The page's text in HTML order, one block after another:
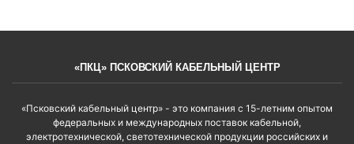
«ПКЦ» ПСКОВСКИЙ КАБЕЛЬНЫЙ ЦЕНТР
«Псковский кабельный центр» - это компания с 15-летним опытом
федеральных и международных поставок кабельной,
электротехнической, светотехнической продукции российских и